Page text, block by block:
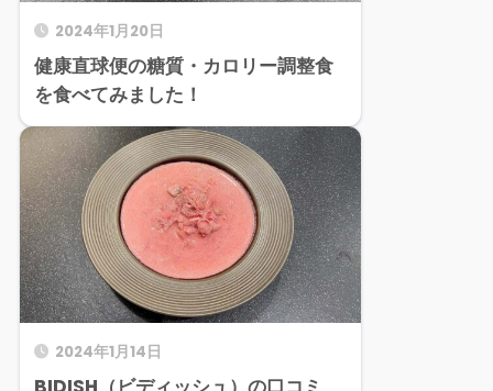
2024年1月20日
健康直球便の糖質・カロリー調整食
を食べてみました！
2024年1月14日